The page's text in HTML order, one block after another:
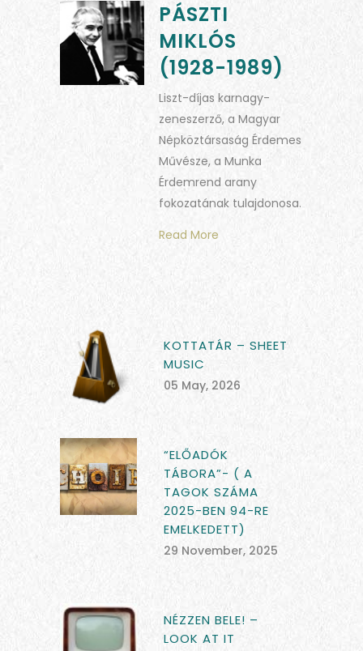
PÁSZTI
MIKLÓS
(1928-1989)
Liszt-díjas karnagy-
zeneszerző, a Magyar
Népköztársaság Érdemes
Művésze, a Munka
Érdemrend arany
fokozatának tulajdonosa.
Read More
KOTTATÁR – SHEET
MUSIC
05 May, 2026
“ELŐADÓK
TÁBORA”- ( A
TAGOK SZÁMA
2025-BEN 94-RE
EMELKEDETT)
29 November, 2025
NÉZZEN BELE! –
LOOK AT IT